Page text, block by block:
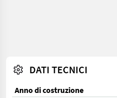
DATI TECNICI
Anno di costruzione